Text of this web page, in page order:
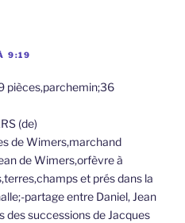
9:19
pièces,parchemin;36
(de)
de Wimers,marchand
de Wimers,orfèvre à
et prés dans la
partage entre Daniel, Jean
des successions de Jacques